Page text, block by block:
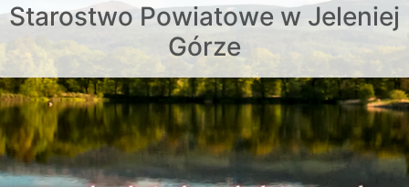
Starostwo Powiatowe w Jeleniej
Górze